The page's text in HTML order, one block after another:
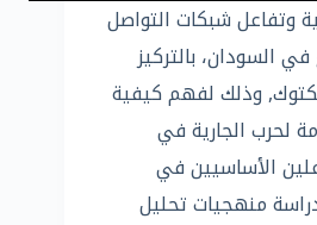
وتفاعل شبكات التواصل
السودان، بالتركيز
وذلك لفهم كيفية
لحرب الجارية في
الأساسيين في
منهجيات تحليل